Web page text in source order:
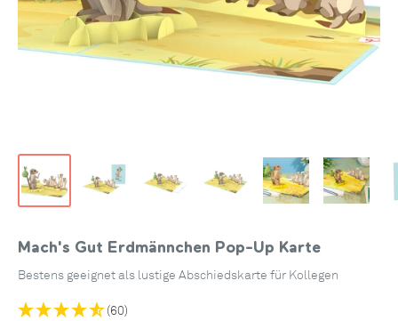
Mach's Gut Erdmännchen Pop-Up Karte
Bestens geeignet als lustige Abschiedskarte für Kollegen
(60)